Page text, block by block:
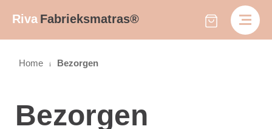
Riva Fabrieksmatras®
Home Bezorgen
Bezorgen